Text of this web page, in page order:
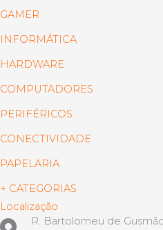
GAMER
INFORMÁTICA
HARDWARE
COMPUTADORES
PERIFÉRICOS
CONECTIVIDADE
PAPELARIA
+ CATEGORIAS
Localização
R. Bartolomeu de